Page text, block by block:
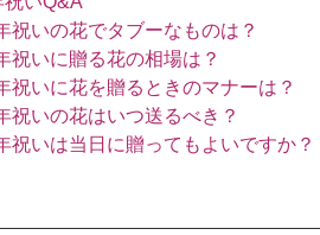
祝いの花でタブーなものは？
祝いに贈る花の相場は？
祝いに花を贈るときのマナーは？
祝いの花はいつ送るべき？
祝いは当日に贈ってもよいですか？